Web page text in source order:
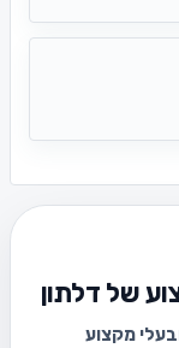
של דלתון
מקצוע